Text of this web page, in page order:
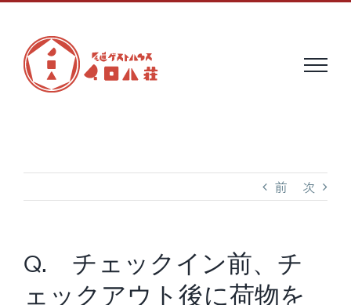
Skip
content
前 次
Q. チェックイン前、チ
ェックアウト後に荷物を